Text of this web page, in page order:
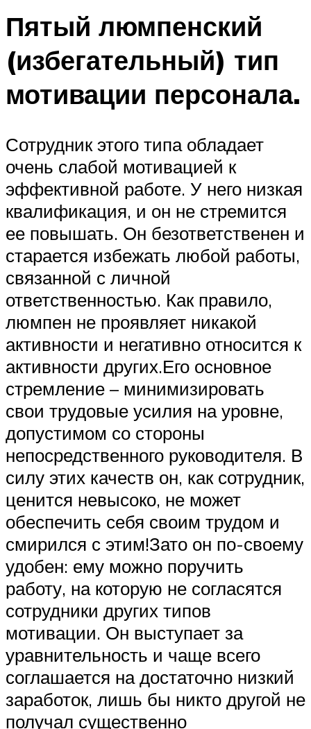
Пятый люмпенский
(избегательный) тип
мотивации персонала.
Сотрудник этого типа обладает
очень слабой мотивацией к
эффективной работе. У него низкая
квалификация, и он не стремится
ее повышать. Он безответственен и
старается избежать любой работы,
связанной с личной
ответственностью. Как правило,
люмпен не проявляет никакой
активности и негативно относится к
активности других.Его основное
стремление – минимизировать
свои трудовые усилия на уровне,
допустимом со стороны
непосредственного руководителя. В
силу этих качеств он, как сотрудник,
ценится невысоко, не может
обеспечить себя своим трудом и
смирился с этим!Зато он по-своему
удобен: ему можно поручить
работу, на которую не согласятся
сотрудники других типов
мотивации. Он выступает за
уравнительность и чаще всего
соглашается на достаточно низкий
заработок, лишь бы никто другой не
получал существенно